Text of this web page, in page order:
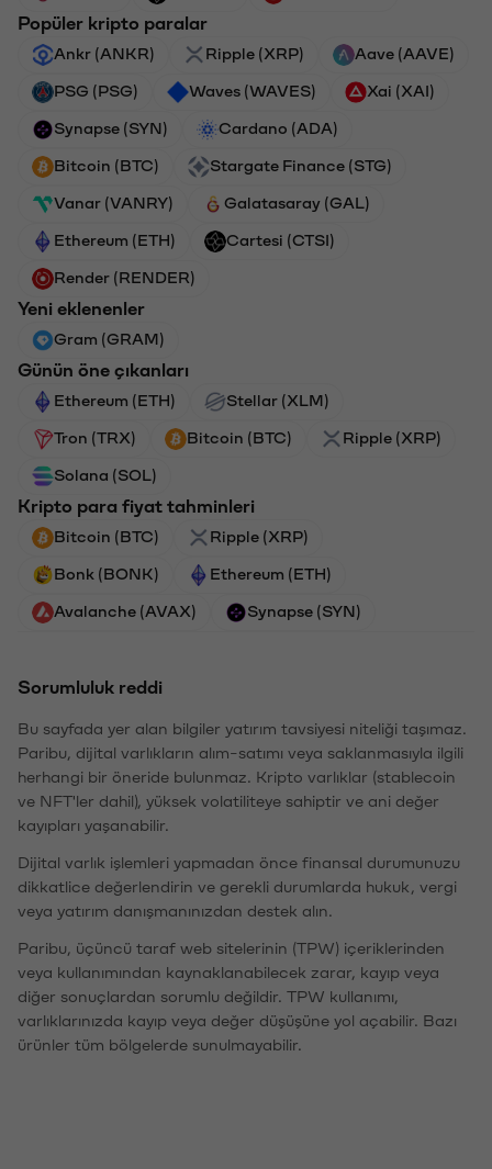
Popüler kripto paralar
Ankr (ANKR) Ripple (XRP) Aave (AAVE)
PSG (PSG) Waves (WAVES) Xai (XAI)
Synapse (SYN) Cardano (ADA)
Bitcoin (BTC) Stargate Finance (STG)
Vanar (VANRY) Galatasaray (GAL)
Ethereum (ETH) Cartesi (CTSI)
Render (RENDER)
Yeni eklenenler
Gram (GRAM)
Günün öne çıkanları
Ethereum (ETH) Stellar (XLM)
Tron (TRX) Bitcoin (BTC) Ripple (XRP)
Solana (SOL)
Kripto para fiyat tahminleri
Bitcoin (BTC) Ripple (XRP)
Bonk (BONK) Ethereum (ETH)
Avalanche (AVAX) Synapse (SYN)
Sorumluluk reddi
Bu sayfada yer alan bilgiler yatırım tavsiyesi niteliği taşımaz.
Paribu, dijital varlıkların alım-satımı veya saklanmasıyla ilgili
herhangi bir öneride bulunmaz. Kripto varlıklar (stablecoin
ve NFT'ler dahil), yüksek volatiliteye sahiptir ve ani değer
kayıpları yaşanabilir.
Dijital varlık işlemleri yapmadan önce finansal durumunuzu
dikkatlice değerlendirin ve gerekli durumlarda hukuk, vergi
veya yatırım danışmanınızdan destek alın.
Paribu, üçüncü taraf web sitelerinin (TPW) içeriklerinden
veya kullanımından kaynaklanabilecek zarar, kayıp veya
diğer sonuçlardan sorumlu değildir. TPW kullanımı,
varlıklarınızda kayıp veya değer düşüşüne yol açabilir. Bazı
ürünler tüm bölgelerde sunulmayabilir.